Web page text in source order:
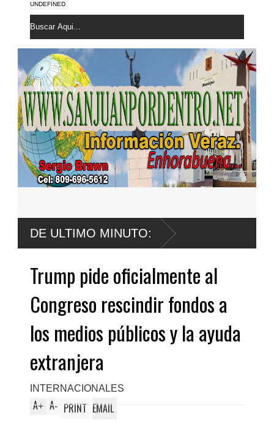
UNDEFINED
DE ULTIMO MINUTO:
Trump pide oficialmente al
Congreso rescindir fondos a
los medios públicos y la ayuda
extranjera
INTERNACIONALES
A+ A- PRINT EMAIL